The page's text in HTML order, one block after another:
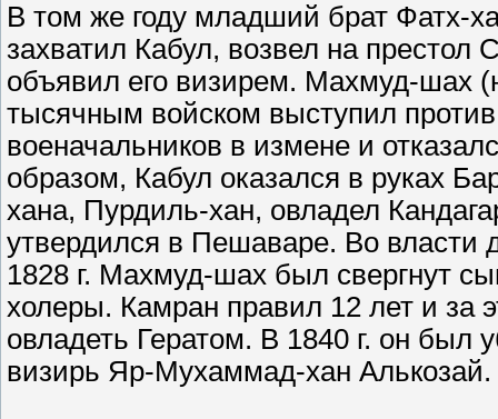
В том же году младший брат Фатх-
захватил Кабул, возвел на
объявил его визирем. Махмуд-шах
тысячным войском выступил
военачальников в измене и
образом, Кабул оказался в руках
хана, Пурдиль-хан, овладел
утвердился в Пешаваре. Во власти
1828 г. Махмуд-шах был свергнут
холеры. Камран правил 12 лет и за
овладеть Гератом. В 1840 г. он был
визирь Яр-Мухаммад-хан Алькозай.